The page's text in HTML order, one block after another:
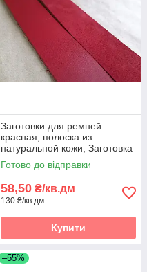
Заготовки для ремней
красная, полоска из
натуральной кожи, Заготовка
для ременя червона,
полоски зі шкіри
Готово до відправки
58,50 ₴/кв.дм
130 ₴/кв.дм
Купити
–55%